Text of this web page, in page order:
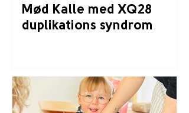
Mød Kalle med XQ28
duplikations syndrom